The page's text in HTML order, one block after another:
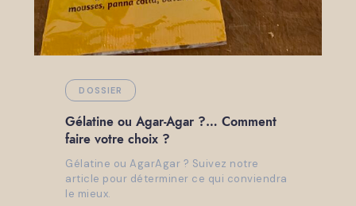
DOSSIER
Gélatine ou Agar-Agar ?… Comment
faire votre choix ?
Gélatine ou AgarAgar ? Suivez notre
article pour déterminer ce qui conviendra
le mieux.